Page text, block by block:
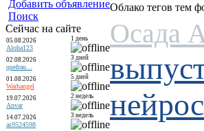
Добавить объявление
Поиск
Сейчас на сайте
05.08.2026
Aloha123
1 день
02.08.2026
quefrau...
3 дней
01.08.2026
Warhangel
5 дней
19.07.2026
Anvar
2 недель
14.07.2026
as9524598
3 недель
Облако тегов тем
Осада